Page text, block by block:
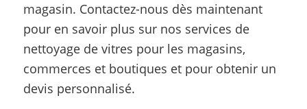
magasin. Contactez-nous dès maintenant
pour en savoir plus sur nos services de
nettoyage de vitres pour les magasins,
commerces et boutiques et pour obtenir un
devis personnalisé.